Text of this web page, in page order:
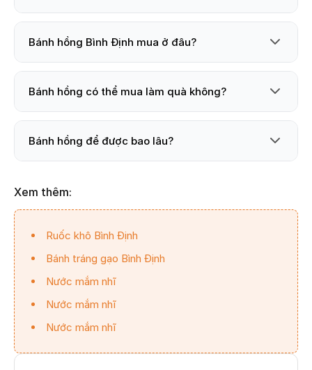
Bánh hồng Bình Định mua ở đâu?
Bánh hồng có thể mua làm quà không?
Bánh hồng để được bao lâu?
Xem thêm:
Ruốc khô Bình Định
Bánh tráng gạo Bình Định
Nước mắm nhĩ
Nước mắm nhĩ
Nước mắm nhĩ